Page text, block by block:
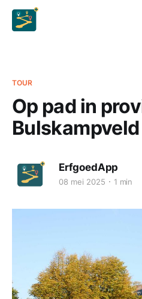
TOUR
Op pad in
Bulskampveld
ErfgoedApp
08 mei 2025 1 min